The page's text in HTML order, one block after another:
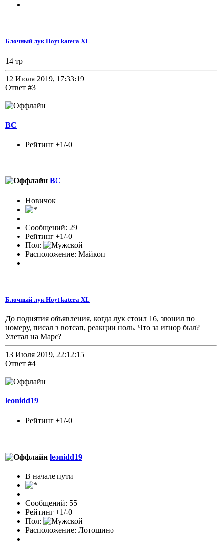
Блочный лук Hoyt katera XL
14 тр
12 Июля 2019, 17:33:19
Ответ #3
ВС
Рейтинг +1/-0
ВС
Новичок
Сообщений: 29
Рейтинг +1/-0
Пол:
Расположение: Майкоп
Блочный лук Hoyt katera XL
До поднятия объявления, когда лук стоил 16, звонил по
номеру, писал в вотсап, реакции ноль. Что за игнор был?
Улетал на Марс?
13 Июля 2019, 22:12:15
Ответ #4
leonidd19
Рейтинг +1/-0
leonidd19
В начале пути
Сообщений: 55
Рейтинг +1/-0
Пол:
Расположение: Лотошино